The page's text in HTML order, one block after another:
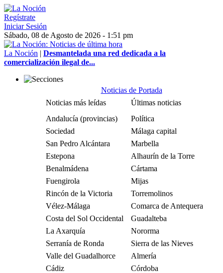
Regístrate
Iniciar Sesión
Sábado, 08 de Agosto de 2026 - 1:51 pm
La Noción | Desmantelada una red dedicada a la
comercialización ilegal de...
Noticias de Portada
Noticias más leídas
Últimas noticias
Andalucía (provincias)
Política
Sociedad
Málaga capital
San Pedro Alcántara
Marbella
Estepona
Alhaurín de la Torre
Benalmádena
Cártama
Fuengirola
Mijas
Rincón de la Victoria
Torremolinos
Vélez-Málaga
Comarca de Antequera
Costa del Sol Occidental
Guadalteba
La Axarquía
Nororma
Serranía de Ronda
Sierra de las Nieves
Valle del Guadalhorce
Almería
Cádiz
Córdoba